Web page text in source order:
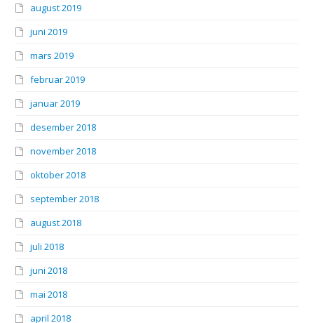
august 2019
juni 2019
mars 2019
februar 2019
januar 2019
desember 2018
november 2018
oktober 2018
september 2018
august 2018
juli 2018
juni 2018
mai 2018
april 2018